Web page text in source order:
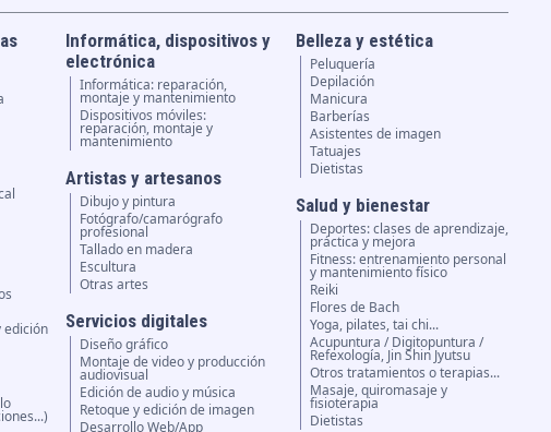
edición
Informática, dispositivos y
electrónica
Informática: reparación,
montaje y mantenimiento
Dispositivos móviles:
reparación, montaje y
mantenimiento
Artistas y artesanos
Dibujo y pintura
Fotógrafo/camarógrafo
profesional
Tallado en madera
Escultura
Otras artes
Servicios digitales
Diseño gráfico
Montaje de video y producción
audiovisual
Edición de audio y música
Retoque y edición de imagen
Desarrollo Web/App
Belleza y estética
Peluquería
Depilación
Manicura
Barberías
Asistentes de imagen
Tatuajes
Dietistas
Salud y bienestar
Deportes: clases de aprendizaje,
práctica y mejora
Fitness: entrenamiento personal
y mantenimiento físico
Reiki
Flores de Bach
Yoga, pilates, tai chi...
Acupuntura / Digitopuntura /
Refexología, Jin Shin Jyutsu
Otros tratamientos o terapias...
Masaje, quiromasaje y
fisioterapia
Dietistas